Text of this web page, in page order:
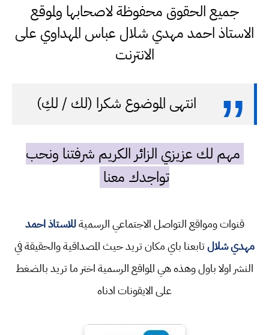
جميع الحقوق محفوظة لاصحابها ولموقع
الاستاذ احمد مهدي شلال عباس المهداوي على
الانترنت
انتهى الموضوع شكرا (لك / لكِ)
مهم لك عزيزي الزائر الكريم شرفتنا ونحب
تواجدك معنا
قنوات ومواقع التواصل الاجتماعي الرسميةللاستاذ احمد
مهدي شلالتابعنا باي مكان تريد حيث المصداقية والحقيقة في
النشر اولا باول وهذه هي المواقع الرسمية اختر ما تريد بالضغط
على الايقونات ادناه